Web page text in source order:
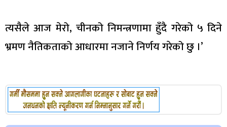
त्यसैले आज मेरो, चीनको निमन्त्रणामा हुँदै गरेको ५ दिने
भ्रमण नैतिकताको आधारमा नजाने निर्णय गरेको छु ।’